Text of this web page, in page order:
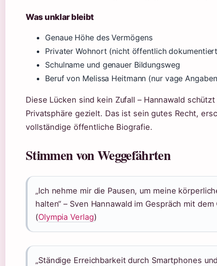
Was unklar bleibt
Genaue Höhe des Vermögens
Privater Wohnort (nicht öffentlich
Schulname und genauer Bildungsweg
Beruf von Melissa Heitmann (nur vage
Diese Lücken sind kein Zufall – Hannawald
Privatsphäre gezielt. Das ist sein gutes Recht,
vollständige öffentliche Biografie.
Stimmen von Weggefährten
„Ich nehme mir die Pausen, um meine
halten“ – Sven Hannawald im Gespräch mit dem
(Olympia Verlag)
„Ständige Erreichbarkeit durch Smartphones